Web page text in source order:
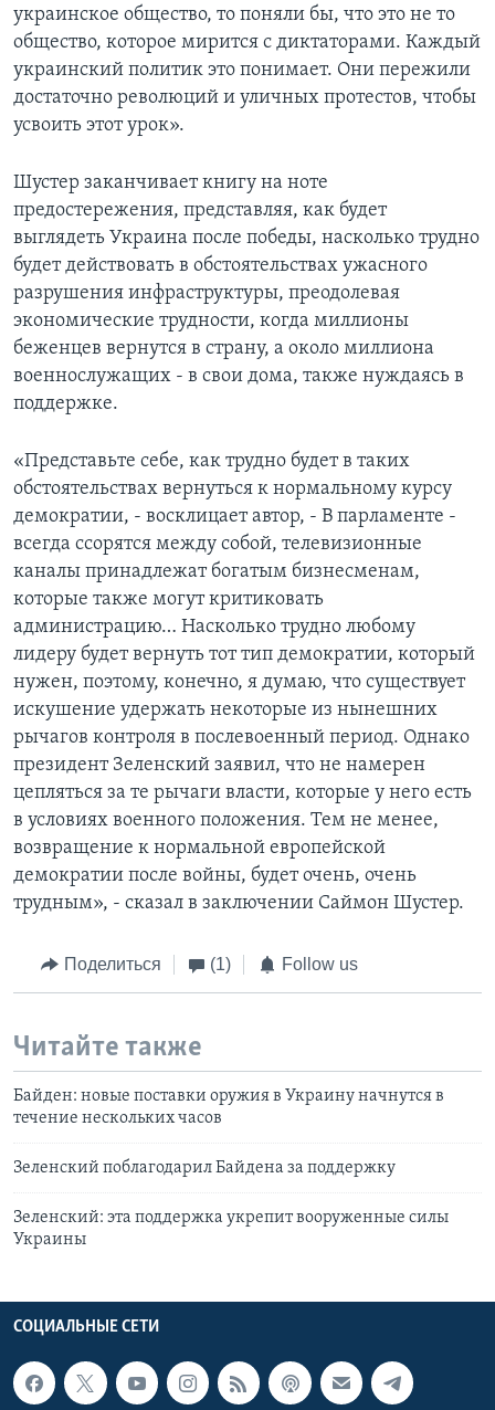
украинское общество, то поняли бы, что это не то
общество, которое мирится с диктаторами. Каждый
украинский политик это понимает. Они пережили
достаточно революций и уличных протестов, чтобы
усвоить этот урок».
Шустер заканчивает книгу на ноте
предостережения, представляя, как будет
выглядеть Украина после победы, насколько трудно
будет действовать в обстоятельствах ужасного
разрушения инфраструктуры, преодолевая
экономические трудности, когда миллионы
беженцев вернутся в страну, а около миллиона
военнослужащих - в свои дома, также нуждаясь в
поддержке.
«Представьте себе, как трудно будет в таких
обстоятельствах вернуться к нормальному курсу
демократии, - восклицает автор, - В парламенте -
всегда ссорятся между собой, телевизионные
каналы принадлежат богатым бизнесменам,
которые также могут критиковать
администрацию… Насколько трудно любому
лидеру будет вернуть тот тип демократии, который
нужен, поэтому, конечно, я думаю, что существует
искушение удержать некоторые из нынешних
рычагов контроля в послевоенный период. Однако
президент Зеленский заявил, что не намерен
цепляться за те рычаги власти, которые у него есть
в условиях военного положения. Тем не менее,
возвращение к нормальной европейской
демократии после войны, будет очень, очень
трудным», - сказал в заключении Саймон Шустер.
Поделиться (1) Follow us
Читайте также
Байден: новые поставки оружия в Украину начнутся в
течение нескольких часов
Зеленский поблагодарил Байдена за поддержку
Зеленский: эта поддержка укрепит вооруженные силы
Украины
СОЦИАЛЬНЫЕ СЕТИ